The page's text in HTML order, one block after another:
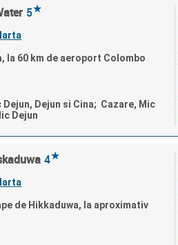
5★
la 60 km de aeroport Colombo
Dejun si Cina; Cazare, Mic
Dejun
4★
de Hikkaduwa, la aproximativ